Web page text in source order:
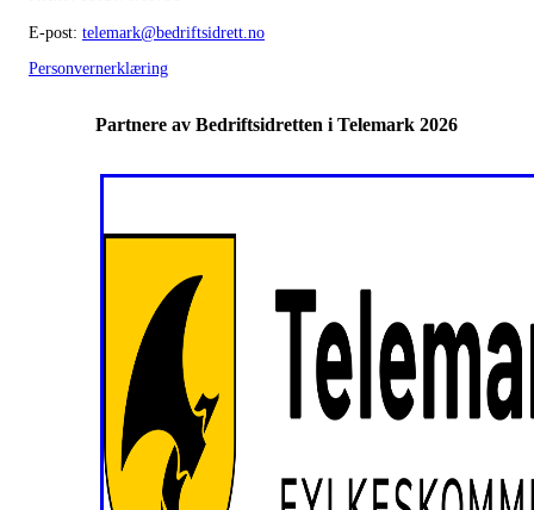
E-post: telemark@bedriftsidrett.no
Personvernerklæring
Partnere av Bedriftsidretten i Telemark 2026